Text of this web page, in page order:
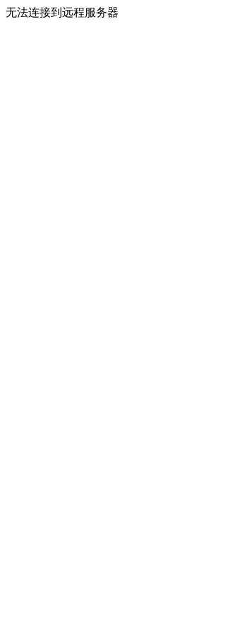
无法连接到远程服务器